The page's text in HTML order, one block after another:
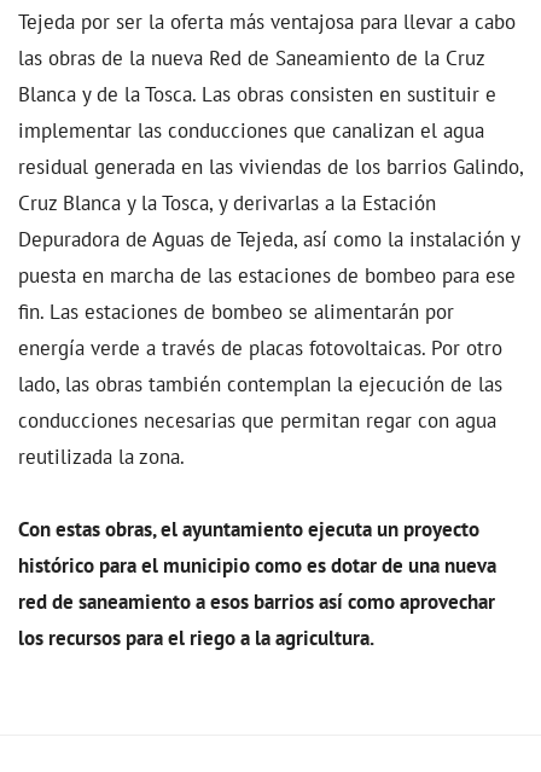
Tejeda por ser la oferta más ventajosa para llevar a cabo
las obras de la nueva Red de Saneamiento de la Cruz
Blanca y de la Tosca. Las obras consisten en sustituir e
implementar las conducciones que canalizan el agua
residual generada en las viviendas de los barrios Galindo,
Cruz Blanca y la Tosca, y derivarlas a la Estación
Depuradora de Aguas de Tejeda, así como la instalación y
puesta en marcha de las estaciones de bombeo para ese
fin. Las estaciones de bombeo se alimentarán por
energía verde a través de placas fotovoltaicas. Por otro
lado, las obras también contemplan la ejecución de las
conducciones necesarias que permitan regar con agua
reutilizada la zona.
Con estas obras, el ayuntamiento ejecuta un proyecto
histórico para el municipio como es dotar de una nueva
red de saneamiento a esos barrios así como aprovechar
los recursos para el riego a la agricultura.